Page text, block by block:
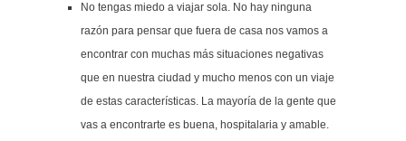
No tengas miedo a viajar sola. No hay ninguna
razón para pensar que fuera de casa nos vamos a
encontrar con muchas más situaciones negativas
que en nuestra ciudad y mucho menos con un viaje
de estas características. La mayoría de la gente que
vas a encontrarte es buena, hospitalaria y amable.